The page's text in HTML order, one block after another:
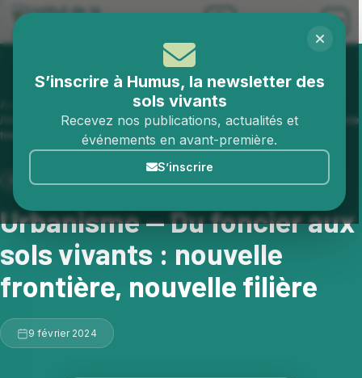
Aller au contenu
S’inscrire à Humus, la newsletter des
sols vivants
Recevez nos publications, actualités et
événements en avant-première.
S’inscrire
Urbanisme — Du foncier aux sols vivants : nouvelle frontière, nouvelle
filière
REVUE DE PRESSE
Urbanisme — Du foncier aux
sols vivants : nouvelle
frontière, nouvelle filière
9 février 2024